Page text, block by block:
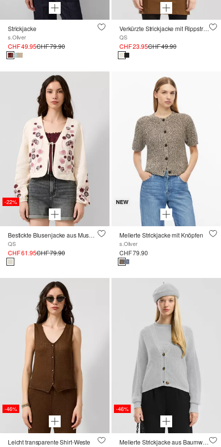
Strickjacke
s.Oliver
CHF 49.95CHF 79.90
Verkürzte Strickjacke mit Rippstruktur
QS
CHF 23.95CHF 49.90
-22%
Bestickte Blusenjacke aus Musselin
QS
CHF 61.95CHF 79.90
NEW
Melierte Strickjacke mit Knöpfen
s.Oliver
CHF 79.90
-46%
Leicht transparente Shirt-Weste
-46%
Melierte Strickjacke aus Baumwollmix